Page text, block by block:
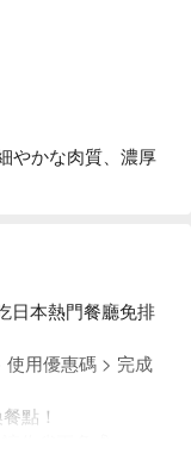
やかな肉質、濃厚
日本熱門餐廳免排
用優惠碼 > 完成
點！